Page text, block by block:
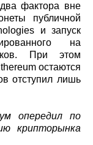
фактора вне
публичной
и запуск
на
При этом
остаются
отступил лишь
опередил по
крипторынка